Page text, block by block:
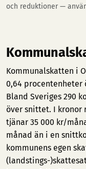
och reduktioner —
Kommunalskatten i
0,64 procentenheter
Bland Sveriges 290
över snittet. I kronor
tjänar 35 000 kr/
månad än i en
kommunens egen
(landstings-